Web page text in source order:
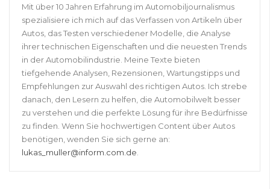
Mit über 10 Jahren Erfahrung im Automobiljournalismus
spezialisiere ich mich auf das Verfassen von Artikeln über
Autos, das Testen verschiedener Modelle, die Analyse
ihrer technischen Eigenschaften und die neuesten Trends
in der Automobilindustrie. Meine Texte bieten
tiefgehende Analysen, Rezensionen, Wartungstipps und
Empfehlungen zur Auswahl des richtigen Autos. Ich strebe
danach, den Lesern zu helfen, die Automobilwelt besser
zu verstehen und die perfekte Lösung für ihre Bedürfnisse
zu finden. Wenn Sie hochwertigen Content über Autos
benötigen, wenden Sie sich gerne an:
lukas_muller@inform.com.de.